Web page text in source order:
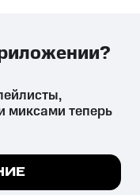
вред здоровью,
установленную
все
миксами теперь